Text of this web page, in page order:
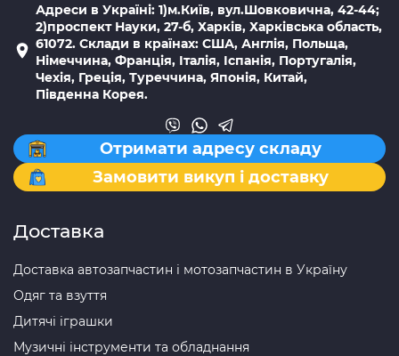
Адреси в Україні: 1)м.Київ, вул.Шовковична, 42-44;
2)проспект Науки, 27-б, Харків, Харківська область,
61072. Склади в країнах: США, Англія, Польща,
Німеччина, Франція, Італія, Іспанія, Португалія,
Чехія, Греція, Туреччина, Японія, Китай,
Південна Корея.
Отримати адресу складу
Замовити викуп і доставку
Доставка
Доставка автозапчастин і мотозапчастин в Україну
Одяг та взуття
Дитячі іграшки
Музичні інструменти та обладнання